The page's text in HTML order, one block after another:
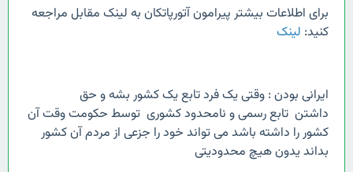
برای اطلاعات بیشتر پیرامون آتورپاتکان به لینک مقابل مراجعه
کنید: لینک
ایرانی بودن : وقتی یک فرد تابع یک کشور بشه و حق
داشتن تابع رسمی و نامحدود کشوری توسط حکومت وقت آن
کشور را داشته باشد می تواند خود را جزعی از مردم آن کشور
بداند یدون هیچ محدودیتی